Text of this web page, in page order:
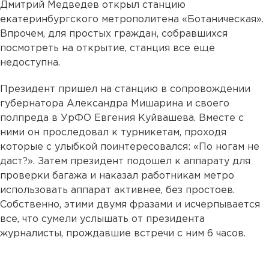
Дмитрий Медведев открыл станцию
екатеринбургского метрополитена «Ботаническая».
Впрочем, для простых граждан, собравшихся
посмотреть на открытие, станция все еще
недоступна.
Президент пришел на станцию в сопровождении
губернатора Александра Мишарина и своего
полпреда в УрФО Евгения Куйвашева. Вместе с
ними он проследовал к турникетам, проходя
которые с улыбкой поинтересовался: «По ногам не
даст?». Затем президент подошел к аппарату для
проверки багажа и наказал работникам метро
использовать аппарат активнее, без простоев.
Собственно, этими двумя фразами и исчерпывается
все, что сумели услышать от президента
журналисты, прождавшие встречи с ним 6 часов.